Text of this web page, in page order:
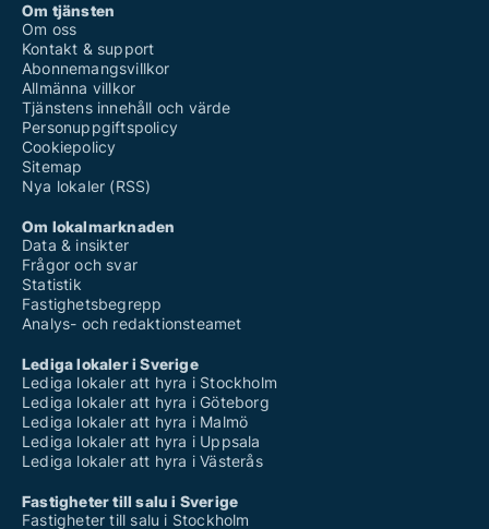
Om tjänsten
Om oss
Kontakt & support
Abonnemangsvillkor
Allmänna villkor
Tjänstens innehåll och värde
Personuppgiftspolicy
Cookiepolicy
Sitemap
Nya lokaler (RSS)
Om lokalmarknaden
Data & insikter
Frågor och svar
Statistik
Fastighetsbegrepp
Analys- och redaktionsteamet
Lediga lokaler i Sverige
Lediga lokaler att hyra i Stockholm
Lediga lokaler att hyra i Göteborg
Lediga lokaler att hyra i Malmö
Lediga lokaler att hyra i Uppsala
Lediga lokaler att hyra i Västerås
Fastigheter till salu i Sverige
Fastigheter till salu i Stockholm